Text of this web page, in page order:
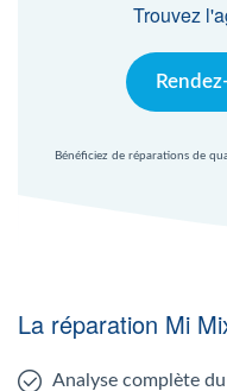
Trouvez
Bénéficiez de réparations de
La réparation Mi
Analyse complète